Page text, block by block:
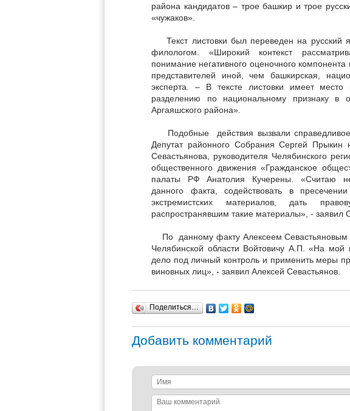
района кандидатов – трое башкир и трое
«чужаков».
Текст листовки был переведен на русский
филологом. «Широкий контекст
понимание негативного оценочного
представителей иной, чем башкирская,
эксперта. – В тексте листовки имеет
разделению по национальному признаку в
Аргаяшского района».
Подобные действия вызвали
Депутат районного Собрания Сергей
Севастьянова, руководителя Челябинского
общественного движения «Гражданское
палаты РФ Анатолия Кучерены. «Считаю
данного факта, содействовать в
экстремистских материалов, дать
распространявшим такие материалы», - заявил
По данному факту Алексеем Севастьяновым
Челябинской области Войтовичу А.П. «На мой
дело под личный контроль и применить меры
виновных лиц», - заявил Алексей Севастьянов.
Поделиться…
Добавить комментарий
Имя
Ваш